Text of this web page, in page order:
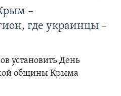
–
где украинцы –
установить День
общины Крыма